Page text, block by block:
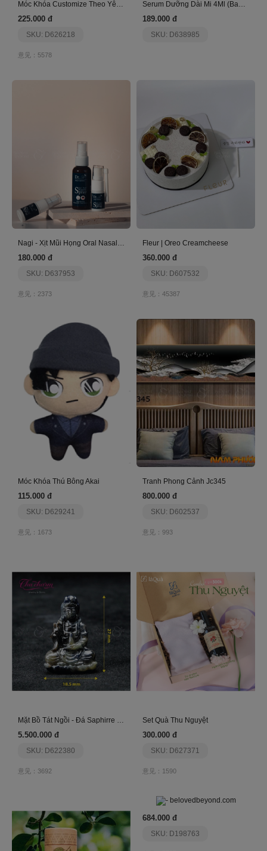
Móc Khóa Customize Theo Yêu Cầu
225.000 đ
SKU: D626218
意见：5578
Serum Dưỡng Dài Mi 4Ml (Ban Ngày) - Coco Miracle
189.000 đ
SKU: D638985
180.000 đ
SKU: D637953
意见：2373
Fleur | Oreo Creamcheese
360.000 đ
SKU: D607532
意见：45387
Móc Khóa Thú Bông Akai
115.000 đ
SKU: D629241
意见：1673
Tranh Phong Cảnh Jc345
800.000 đ
SKU: D602537
意见：993
Mặt Bồ Tát Ngồi - Đá Saphirre Corumdum Tự Nhiên
5.500.000 đ
SKU: D622380
意见：3692
Set Quà Thu Nguyệt
300.000 đ
SKU: D627371
意见：1590
684.000 đ
SKU: D198763